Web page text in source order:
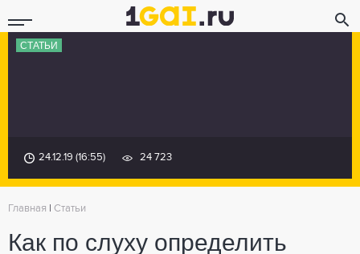
СТАТЬИ
24.12.19 (16:55) 24 723
Главная Статьи
Как по слуху определить